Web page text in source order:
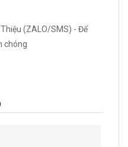
(ZALO/SMS) - Để
chóng